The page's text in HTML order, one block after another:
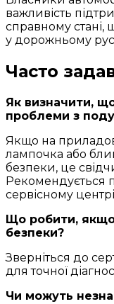
важливість
справному стані,
у дорожньому
Часто
Як визначити,
проблеми з
Якщо на
лампочка або
безпеки, це
Рекомендується
сервісному
Що робити,
безпеки?
Зверніться до
для точної
Чи можуть